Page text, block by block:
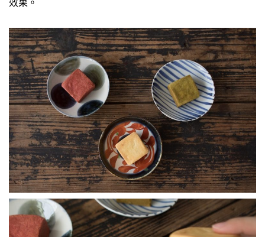
效果。